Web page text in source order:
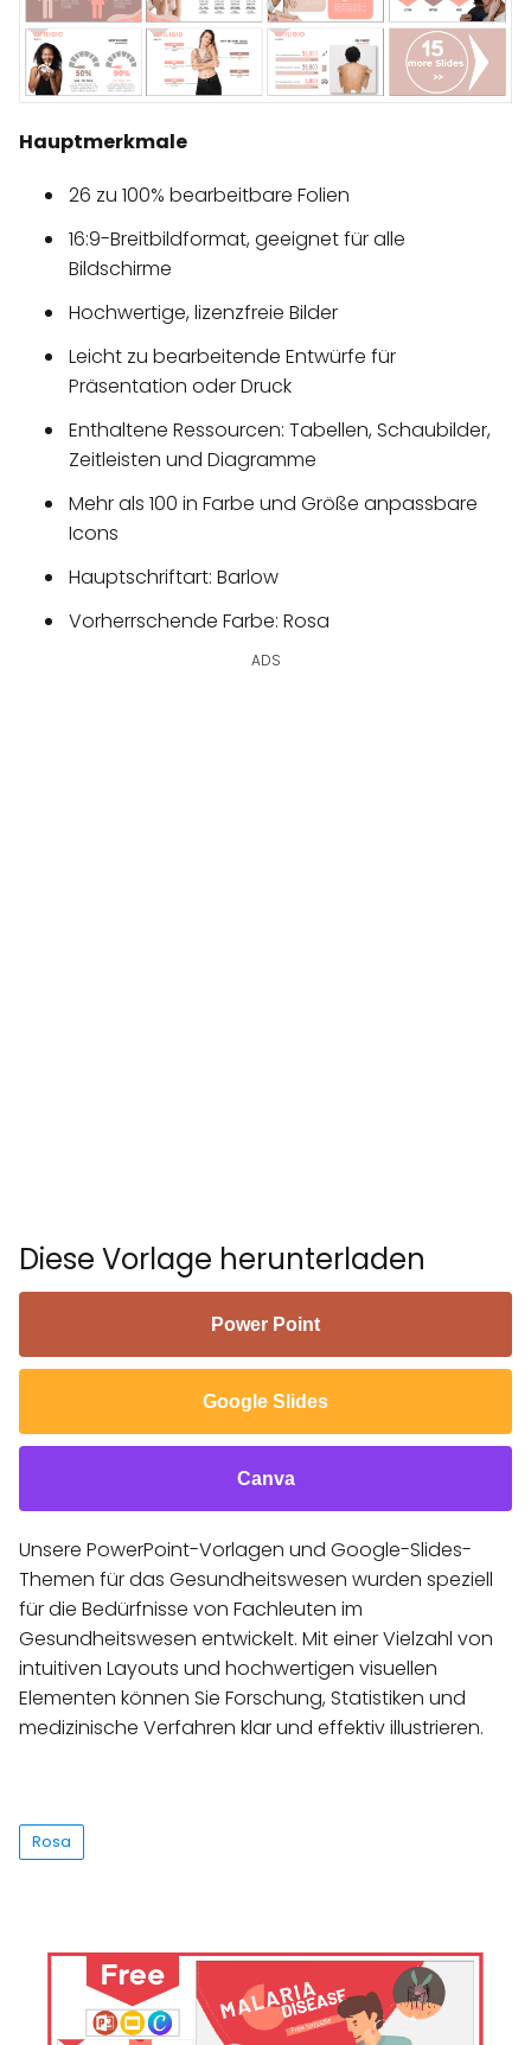
Hauptmerkmale
26 zu 100% bearbeitbare Folien
16:9-Breitbildformat, geeignet für alle
Bildschirme
Hochwertige, lizenzfreie Bilder
Leicht zu bearbeitende Entwürfe für
Präsentation oder Druck
Enthaltene Ressourcen: Tabellen, Schaubilder,
Zeitleisten und Diagramme
Mehr als 100 in Farbe und Größe anpassbare
Icons
Hauptschriftart: Barlow
Vorherrschende Farbe: Rosa
ADS
Diese Vorlage herunterladen
Power Point
Google Slides
Canva
Unsere PowerPoint-Vorlagen und Google-Slides-
Themen für das Gesundheitswesen wurden speziell
für die Bedürfnisse von Fachleuten im
Gesundheitswesen entwickelt. Mit einer Vielzahl von
intuitiven Layouts und hochwertigen visuellen
Elementen können Sie Forschung, Statistiken und
medizinische Verfahren klar und effektiv illustrieren.
Rosa